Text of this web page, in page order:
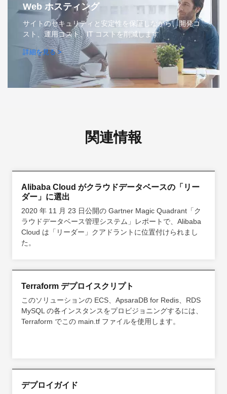
Web ホスティング
サイトのセキュリティと安定性を保証しながら、開発コ
スト、運用コスト、IT コストを削減します
詳細を見る >
関連情報
Alibaba Cloud がクラウドデータベースの「リー
ダー」に選出
2020 年 11 月 23 日公開の Gartner Magic Quadrant「ク
ラウドデータベース管理システム」レポートで、Alibaba
Cloud は「リーダー」クアドラントに位置付けられまし
た。
Terraform デプロイスクリプト
このソリューションの ECS、ApsaraDB for Redis、RDS
MySQL の各インスタンスをプロビジョニングするには、
Terraform でこの main.tf ファイルを使用します。
デプロイガイド